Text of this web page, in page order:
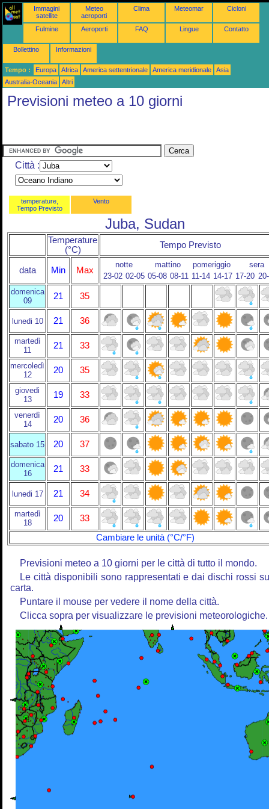
Immagini
satellite
Meteo
aeroporti
Clima Meteomar Cicloni
Fulmine Aeroporti FAQ Lingue Contatto
Bollettino Informazioni
Tempo : Europa Africa America settentrionale America meridionale
Asia
Australia-Oceania
Altri
Previsioni meteo a 10 giorni
Città :
temperature,
Tempo Previsto
Vento
Juba, Sudan
Temperature
(°C)
Tempo Previsto
data Min Max
notte mattino pomeriggio
sera
23-02 02-05 05-08 08-11 11-14 14-17 17-20
domenica
09
21 35
lunedi 10 21 36
martedì
11
21 33
mercoledì
12
20 35
giovedi
13
19 33
venerdì
14
20 36
sabato 15 20 37
domenica
16
21 33
lunedi 17 21 34
martedì
18
20
33
Cambiare le unità (°C/°F)
Previsioni meteo a 10 giorni per le città di tutto il mondo.
Le città disponibili sono rappresentati e dai dischi rossi
carta.
Puntare il mouse per vedere il nome della città.
Clicca sopra per visualizzare le previsioni meteorologiche.